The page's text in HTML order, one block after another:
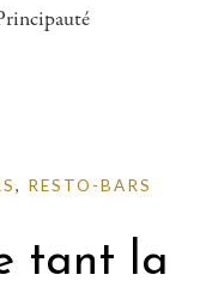
, RESTO-BARS
tant la